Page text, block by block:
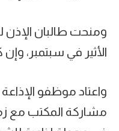
ومنحت طالبان الإذن
الأثير في سبتمبر،
مشاركة المكتب مع